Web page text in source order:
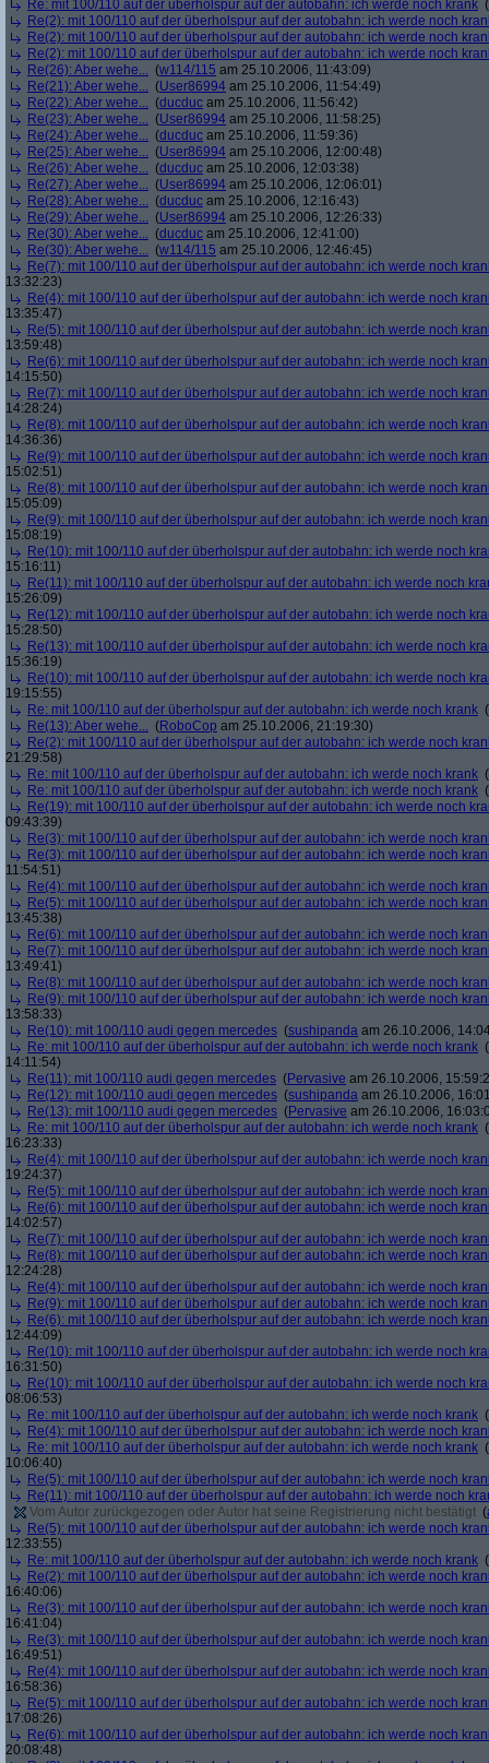
Re: mit 100/110 auf der überholspur auf der autobahn: ich werde noch krank (
Re(2): mit 100/110 auf der überholspur auf der autobahn: ich werde noch
Re(2): mit 100/110 auf der überholspur auf der autobahn: ich werde noch
Re(2): mit 100/110 auf der überholspur auf der autobahn: ich werde noch
Re(26): Aber wehe... (w114/115 am 25.10.2006, 11:43:09)
Re(21): Aber wehe... (User86994 am 25.10.2006, 11:54:49)
Re(22): Aber wehe... (ducduc am 25.10.2006, 11:56:42)
Re(23): Aber wehe... (User86994 am 25.10.2006, 11:58:25)
Re(24): Aber wehe... (ducduc am 25.10.2006, 11:59:36)
Re(25): Aber wehe... (User86994 am 25.10.2006, 12:00:48)
Re(26): Aber wehe... (ducduc am 25.10.2006, 12:03:38)
Re(27): Aber wehe... (User86994 am 25.10.2006, 12:06:01)
Re(28): Aber wehe... (ducduc am 25.10.2006, 12:16:43)
Re(29): Aber wehe... (User86994 am 25.10.2006, 12:26:33)
Re(30): Aber wehe... (ducduc am 25.10.2006, 12:41:00)
Re(30): Aber wehe... (w114/115 am 25.10.2006, 12:46:45)
Re(7): mit 100/110 auf der überholspur auf der autobahn: ich werde noch
13:32:23)
Re(4): mit 100/110 auf der überholspur auf der autobahn: ich werde noch
13:35:47)
Re(5): mit 100/110 auf der überholspur auf der autobahn: ich werde noch
13:59:48)
Re(6): mit 100/110 auf der überholspur auf der autobahn: ich werde noch
14:15:50)
Re(7): mit 100/110 auf der überholspur auf der autobahn: ich werde noch
14:28:24)
Re(8): mit 100/110 auf der überholspur auf der autobahn: ich werde noch
14:36:36)
Re(9): mit 100/110 auf der überholspur auf der autobahn: ich werde noch
15:02:51)
Re(8): mit 100/110 auf der überholspur auf der autobahn: ich werde noch
15:05:09)
Re(9): mit 100/110 auf der überholspur auf der autobahn: ich werde noch
15:08:19)
Re(10): mit 100/110 auf der überholspur auf der autobahn: ich werde noch
15:16:11)
Re(11): mit 100/110 auf der überholspur auf der autobahn: ich werde noch
15:26:09)
Re(12): mit 100/110 auf der überholspur auf der autobahn: ich werde noch
15:28:50)
Re(13): mit 100/110 auf der überholspur auf der autobahn: ich werde noch
15:36:19)
Re(10): mit 100/110 auf der überholspur auf der autobahn: ich werde noch
19:15:55)
Re: mit 100/110 auf der überholspur auf der autobahn: ich werde noch krank (
Re(13): Aber wehe... (RoboCop am 25.10.2006, 21:19:30)
Re(2): mit 100/110 auf der überholspur auf der autobahn: ich werde noch
21:29:58)
Re: mit 100/110 auf der überholspur auf der autobahn: ich werde noch krank (
Re: mit 100/110 auf der überholspur auf der autobahn: ich werde noch krank (
Re(19): mit 100/110 auf der überholspur auf der autobahn: ich werde noch
09:43:39)
Re(3): mit 100/110 auf der überholspur auf der autobahn: ich werde noch
Re(3): mit 100/110 auf der überholspur auf der autobahn: ich werde noch
11:54:51)
Re(4): mit 100/110 auf der überholspur auf der autobahn: ich werde noch
Re(5): mit 100/110 auf der überholspur auf der autobahn: ich werde noch
13:45:38)
Re(6): mit 100/110 auf der überholspur auf der autobahn: ich werde noch
Re(7): mit 100/110 auf der überholspur auf der autobahn: ich werde noch
13:49:41)
Re(8): mit 100/110 auf der überholspur auf der autobahn: ich werde noch
Re(9): mit 100/110 auf der überholspur auf der autobahn: ich werde noch
13:58:33)
Re(10): mit 100/110 audi gegen mercedes (sushipanda am 26.10.2006,
Re: mit 100/110 auf der überholspur auf der autobahn: ich werde noch krank (
14:11:54)
Re(11): mit 100/110 audi gegen mercedes (Pervasive am 26.10.2006,
Re(12): mit 100/110 audi gegen mercedes (sushipanda am 26.10.2006,
Re(13): mit 100/110 audi gegen mercedes (Pervasive am 26.10.2006,
Re: mit 100/110 auf der überholspur auf der autobahn: ich werde noch krank (
16:23:33)
Re(4): mit 100/110 auf der überholspur auf der autobahn: ich werde noch
19:24:37)
Re(5): mit 100/110 auf der überholspur auf der autobahn: ich werde noch
Re(6): mit 100/110 auf der überholspur auf der autobahn: ich werde noch
14:02:57)
Re(7): mit 100/110 auf der überholspur auf der autobahn: ich werde noch
Re(8): mit 100/110 auf der überholspur auf der autobahn: ich werde noch
12:24:28)
Re(4): mit 100/110 auf der überholspur auf der autobahn: ich werde noch
Re(9): mit 100/110 auf der überholspur auf der autobahn: ich werde noch
Re(6): mit 100/110 auf der überholspur auf der autobahn: ich werde noch
12:44:09)
Re(10): mit 100/110 auf der überholspur auf der autobahn: ich werde noch
16:31:50)
Re(10): mit 100/110 auf der überholspur auf der autobahn: ich werde noch
08:06:53)
Re: mit 100/110 auf der überholspur auf der autobahn: ich werde noch krank (
Re(4): mit 100/110 auf der überholspur auf der autobahn: ich werde noch
Re: mit 100/110 auf der überholspur auf der autobahn: ich werde noch krank (
10:06:40)
Re(5): mit 100/110 auf der überholspur auf der autobahn: ich werde noch
Re(11): mit 100/110 auf der überholspur auf der autobahn: ich werde noch
Vom Autor zurückgezogen oder Autor hat seine Registrierung nicht bestätigt (
Re(5): mit 100/110 auf der überholspur auf der autobahn: ich werde noch
12:33:55)
Re: mit 100/110 auf der überholspur auf der autobahn: ich werde noch krank (
Re(2): mit 100/110 auf der überholspur auf der autobahn: ich werde noch
16:40:06)
Re(3): mit 100/110 auf der überholspur auf der autobahn: ich werde noch
16:41:04)
Re(3): mit 100/110 auf der überholspur auf der autobahn: ich werde noch
16:49:51)
Re(4): mit 100/110 auf der überholspur auf der autobahn: ich werde noch
16:58:36)
Re(5): mit 100/110 auf der überholspur auf der autobahn: ich werde noch
17:08:26)
Re(6): mit 100/110 auf der überholspur auf der autobahn: ich werde noch
20:08:48)